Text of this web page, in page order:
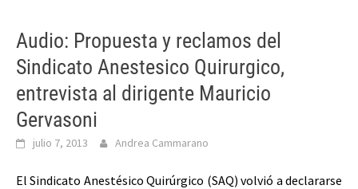
Audio: Propuesta y reclamos del
Sindicato Anestesico Quirurgico,
entrevista al dirigente Mauricio
Gervasoni
julio 7, 2013 Andrea Cammarano
El Sindicato Anestésico Quirúrgico (SAQ) volvió a declararse